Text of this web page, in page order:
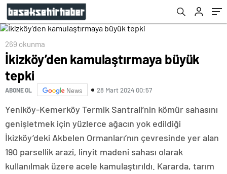
269 okunma
İkizköy’den kamulaştırmaya büyük
tepki
ABONE OL News 28 Mart 2024 00:57
Yeniköy-Kemerköy Termik Santrali’nin kömür sahasını
genişletmek için yüzlerce ağacın yok edildiği
İkizköy’deki Akbelen Ormanları’nın çevresinde yer alan
190 parsellik arazi, linyit madeni sahası olarak
kullanılmak üzere acele kamulaştırıldı. Kararda, tarım